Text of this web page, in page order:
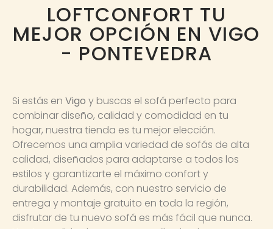
LOFTCONFORT TU
MEJOR OPCIÓN EN VIGO
- PONTEVEDRA
Si estás en Vigo y buscas el sofá perfecto para
combinar diseño, calidad y comodidad en tu
hogar, nuestra tienda es tu mejor elección.
Ofrecemos una amplia variedad de sofás de alta
calidad, diseñados para adaptarse a todos los
estilos y garantizarte el máximo confort y
durabilidad. Además, con nuestro servicio de
entrega y montaje gratuito en toda la región,
disfrutar de tu nuevo sofá es más fácil que nunca.